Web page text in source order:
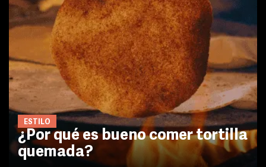
ESTILO
¿Por qué es bueno comer tortilla
quemada?